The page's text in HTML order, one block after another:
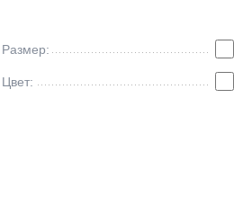
Размер:
Цвет: